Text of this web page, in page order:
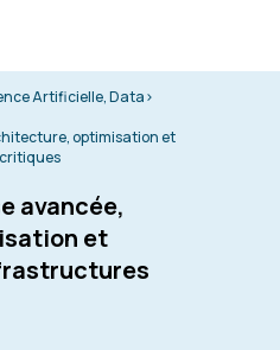
Artificielle, Data>
optimisation et
avancée,
et